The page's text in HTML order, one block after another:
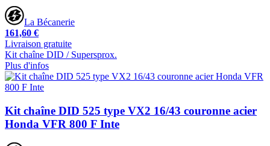
La Bécanerie
161,60 €
Livraison gratuite
Kit chaîne DID / Supersprox.
Plus d'infos
Kit chaîne DID 525 type VX2 16/43 couronne acier
Honda VFR 800 F Inte